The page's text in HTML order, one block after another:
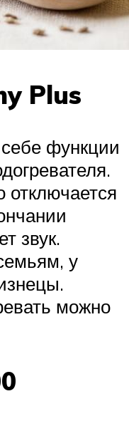
Plus
функции
отключается
звук.
у
можно